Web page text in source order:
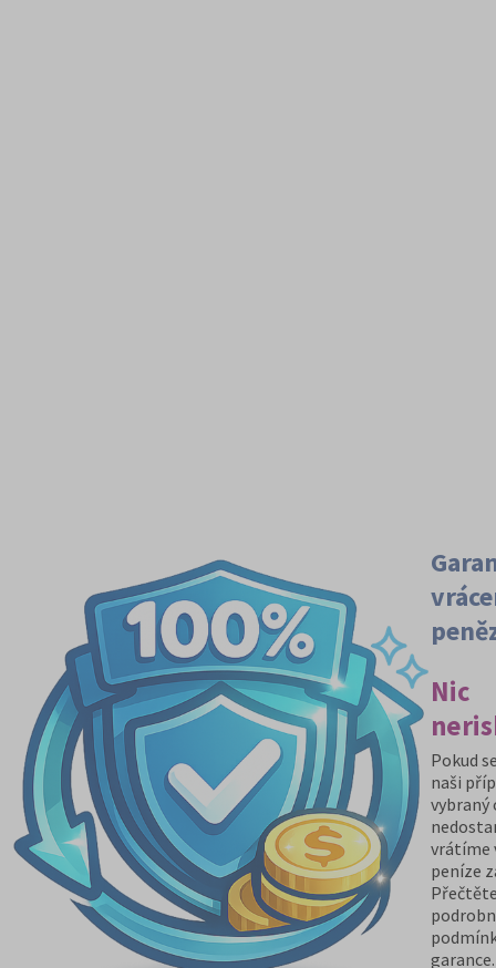
Nic
Pokud
naši
vybraný
vrátíme
peníze
garance.